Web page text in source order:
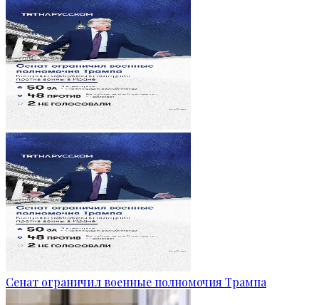
Сенат ограничил военные полномочия Трампа